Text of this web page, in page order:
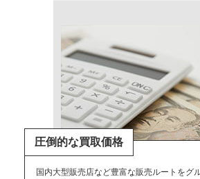
圧倒的な買取価格
国内大型販売店など豊富な販売ルートをグ